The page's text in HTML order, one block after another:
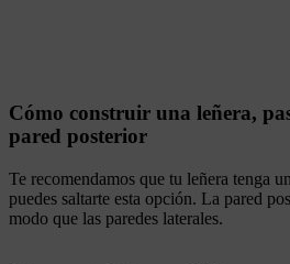
Cómo construir una leñera,
pared posterior
Te recomendamos que tu leñera tenga
puedes saltarte esta opción. La pared
modo que las paredes laterales.